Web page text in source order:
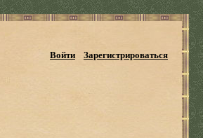
Войти Зарегистрироваться